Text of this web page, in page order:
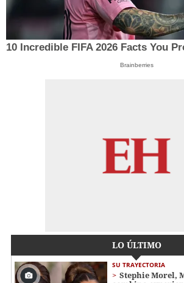
10 Incredible FIFA 2026 Facts You
Brainberries
LO ÚLTIMO
SU TRAYECTORIA
Stephie Morel,